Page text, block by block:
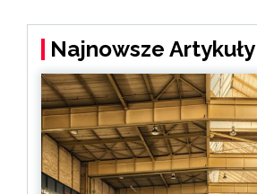
Najnowsze Artykuły